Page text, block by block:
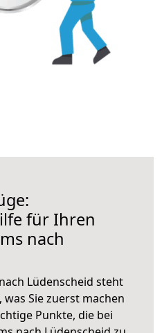
für Ihren
nach
Lüdenscheid steht
Sie zuerst machen
Punkte, die bei